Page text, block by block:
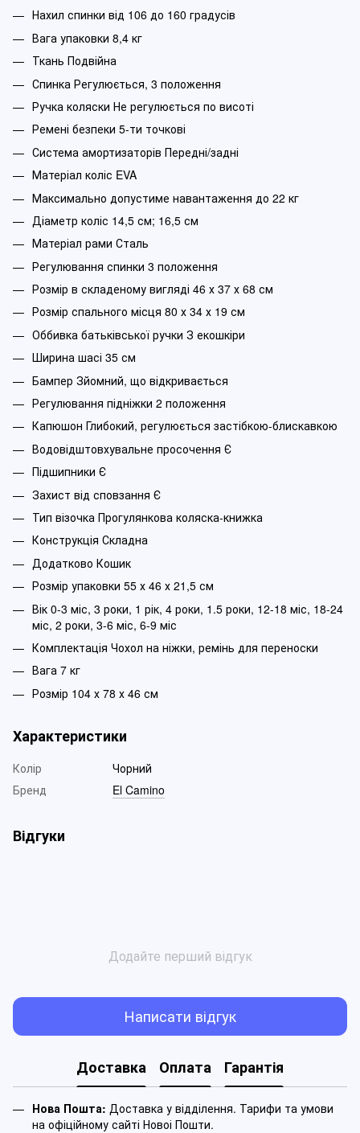
Нахил спинки від 106 до 160 градусів
Вага упаковки 8,4 кг
Ткань Подвійна
Спинка Регулюється, 3 положення
Ручка коляски Не регулюється по висоті
Ремені безпеки 5-ти точкові
Система амортизаторів Передні/задні
Матеріал коліс EVA
Максимально допустиме навантаження до 22 кг
Діаметр коліс 14,5 см; 16,5 см
Матеріал рами Сталь
Регулювання спинки 3 положення
Розмір в складеному вигляді 46 х 37 х 68 см
Розмір спального місця 80 х 34 х 19 см
Оббивка батьківської ручки З екошкіри
Ширина шасі 35 см
Бампер Зйомний, що відкривається
Регулювання підніжки 2 положення
Капюшон Глибокий, регулюється застібкою-блискавкою
Водовідштовхувальне просочення Є
Підшипники Є
Захист від сповзання Є
Тип візочка Прогулянкова коляска-книжка
Конструкція Складна
Додатково Кошик
Розмір упаковки 55 х 46 х 21,5 см
Вік 0-3 міс, 3 роки, 1 рік, 4 роки, 1.5 роки, 12-18 міс, 18-24
міс, 2 роки, 3-6 міс, 6-9 міс
Комплектація Чохол на ніжки, ремінь для переноски
Вага 7 кг
Розмір 104 х 78 х 46 см
Характеристики
Колір
Чорний
Бренд
El Camino
Відгуки
Додайте перший відгук
Написати відгук
Доставка Оплата Гарантія
Нова Пошта: Доставка у відділення. Тарифи та умови
на офіційному сайті Новоі Пошти.